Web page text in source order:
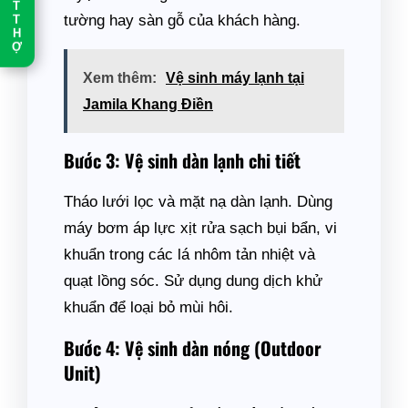
T
T
H
Ợ
tường hay sàn gỗ của khách hàng.
Xem thêm:
Vệ sinh máy lạnh tại
Jamila Khang Điền
Bước 3: Vệ sinh dàn lạnh chi tiết
Tháo lưới lọc và mặt nạ dàn lạnh. Dùng
máy bơm áp lực xịt rửa sạch bụi bẩn, vi
khuẩn trong các lá nhôm tản nhiệt và
quạt lồng sóc. Sử dụng dung dịch khử
khuẩn để loại bỏ mùi hôi.
Bước 4: Vệ sinh dàn nóng (Outdoor
Unit)